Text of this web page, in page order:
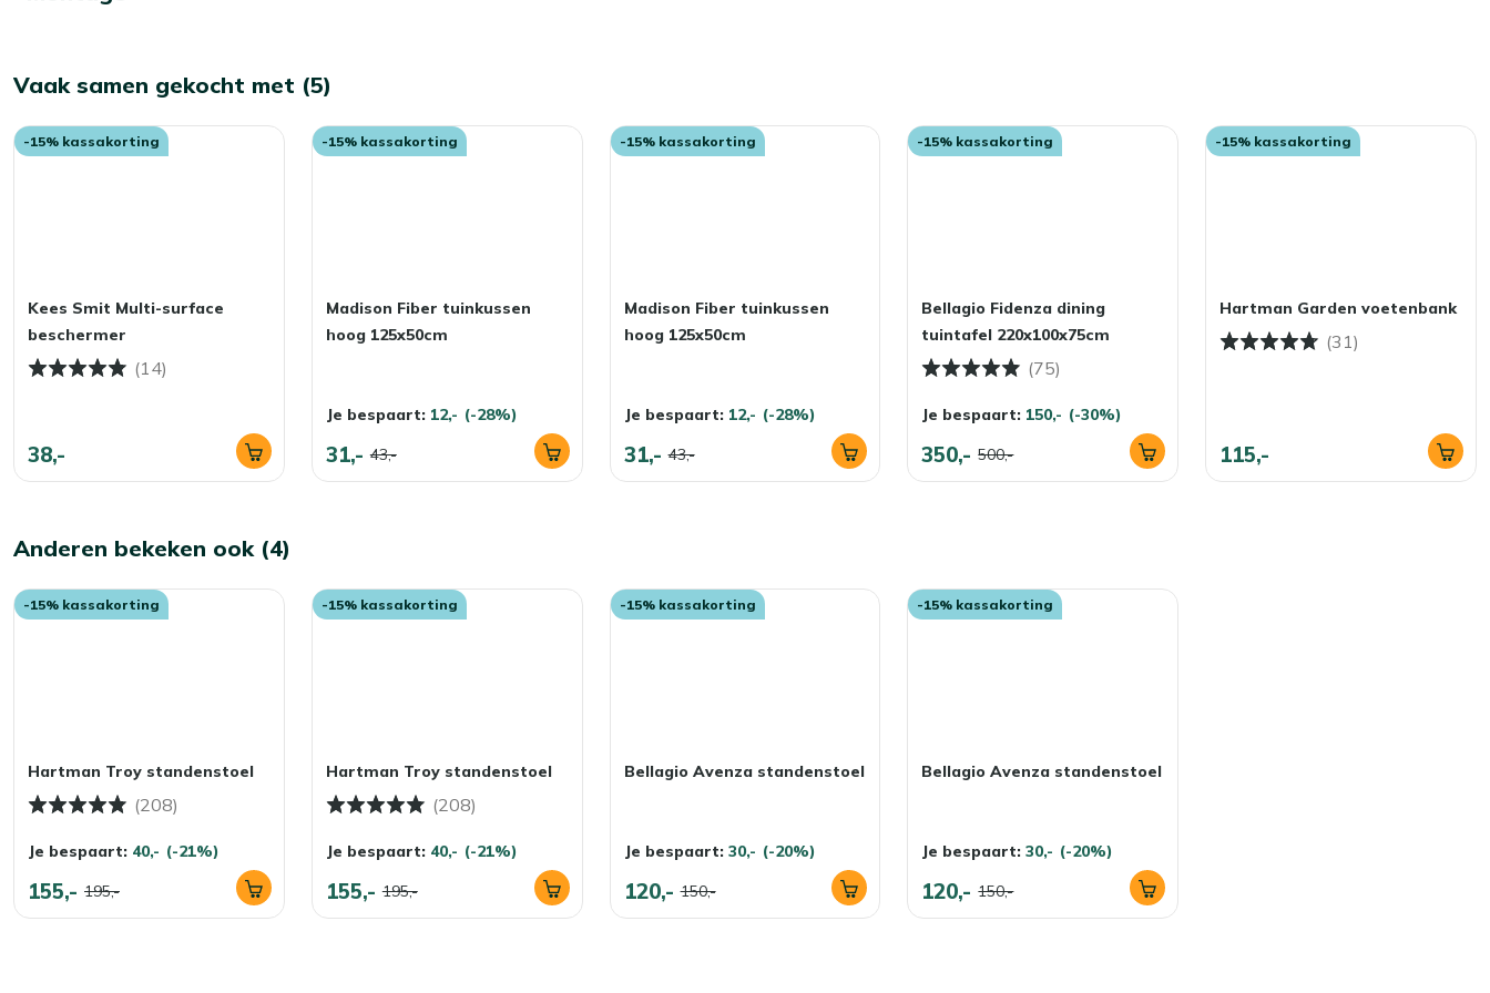
Vaak samen gekocht met (5)
-15% kassakorting
Kees Smit Multi-surface
beschermer
(14)
38,-
-15% kassakorting
Madison Fiber tuinkussen
hoog 125x50cm
Je bespaart: 12,- (-28%)
31,- 43,-
-15% kassakorting
Madison Fiber tuinkussen
hoog 125x50cm
Je bespaart: 12,- (-28%)
31,- 43,-
-15% kassakorting
Bellagio Fidenza dining
tuintafel 220x100x75cm
(75)
Je bespaart: 150,- (-30%)
350,- 500,-
-15% kassakorting
Hartman Garden voetenbank
(31)
115,-
Anderen bekeken ook (4)
-15% kassakorting
Hartman Troy standenstoel
(208)
Je bespaart: 40,- (-21%)
155,- 195,-
-15% kassakorting
Hartman Troy standenstoel
(208)
Je bespaart: 40,- (-21%)
155,- 195,-
-15% kassakorting
Bellagio Avenza standenstoel
Je bespaart: 30,- (-20%)
120,- 150,-
-15% kassakorting
Bellagio Avenza standenstoel
Je bespaart:30,- (-20%)
120,- 150,-